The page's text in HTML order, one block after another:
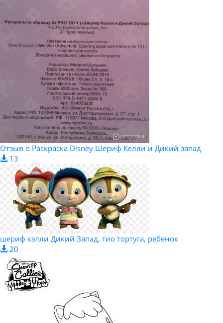
Отзыв о Раскраска Disney Шериф Келли и Дикий запад
13
шериф кэлли Дикий Запад, тио тортуга, ребенок
20